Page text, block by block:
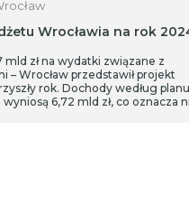
Wrocławia na rok
zł na wydatki związane z
– Wrocław przedstawił projekt
rok. Dochody według planu
6,72 mld zł, co oznacza